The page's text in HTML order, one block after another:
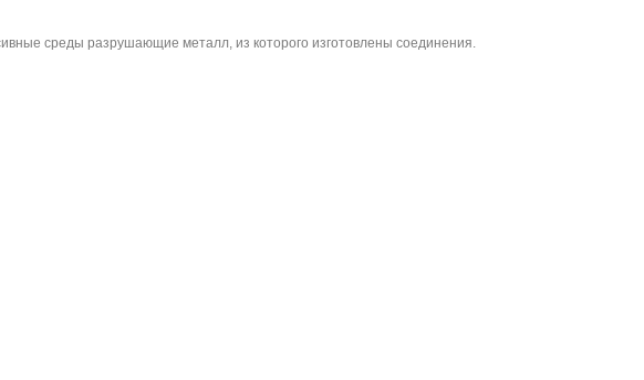
среды разрушающие металл, из которого изготовлены соединения.